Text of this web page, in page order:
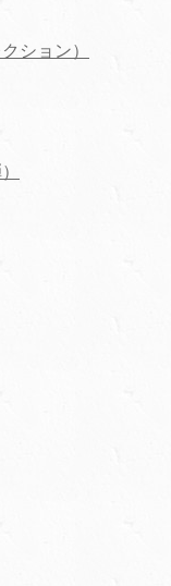
ション）